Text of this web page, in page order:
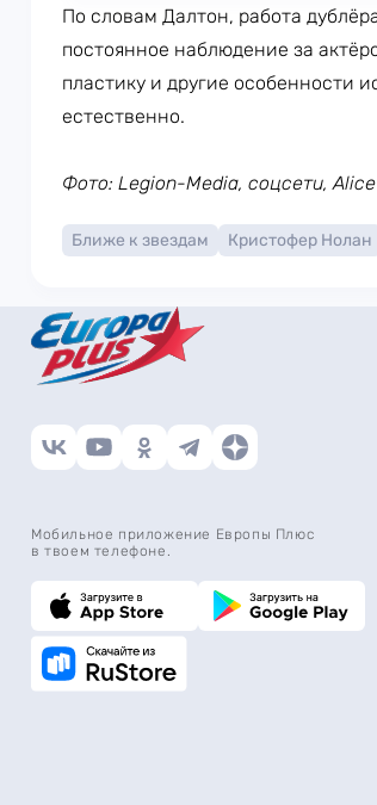
По словам Далтон, работа
постоянное наблюдение за
пластику и другие особенности
естественно.
Фото: Legion-Media, соцсети,
Ближе к звездам Кристофер Нолан
Мобильное приложение Европы Плюс
в твоем телефоне.